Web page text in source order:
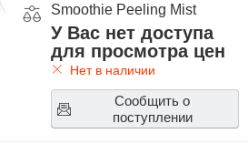
Smoothie Peeling Mist
У Вас нет доступа
для просмотра цен
Нет в наличии
Сообщить о
поступлении